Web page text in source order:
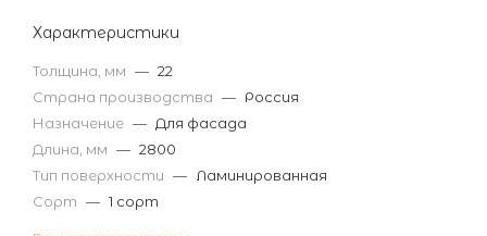
Характеристики
Толщина, мм — 22
Страна производства — Россия
Назначение — Для фасада
Длина, мм — 2800
Тип поверхности —
Ламинированная
Сорт — 1 сорт